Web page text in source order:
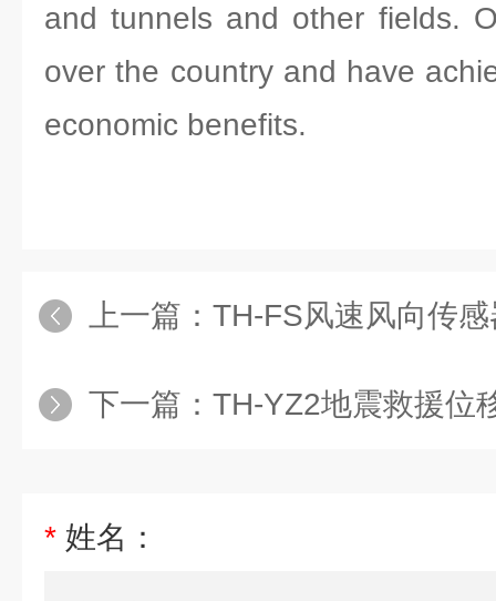
and tunnels and other fields.
over the country and have
economic benefits.
上一篇： TH-FS风速风向传感
下一篇： TH-YZ2地震救援位
* 姓名：